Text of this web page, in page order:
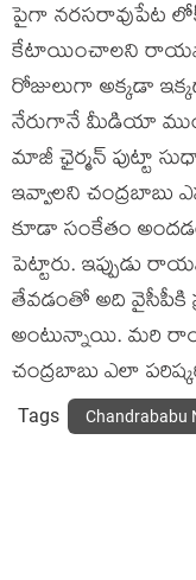
పైగా నరసరావుపేట
కేటాయించాలని
రోజులుగా అక్కడా
నేరుగానే మీడియా
మాజీ ఛైర్మన్ పుట్టా
ఇవ్వాలని చంద్రబాబు
కూడా సంకేతం
పెట్టారు. ఇప్పుడు
తేవడంతో అది వైసీపీకి
అంటున్నాయి. మరి
చంద్రబాబు ఎలా
Tags Chandrababu